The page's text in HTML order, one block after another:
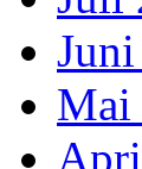
Mai